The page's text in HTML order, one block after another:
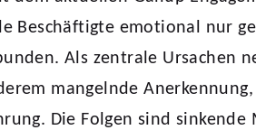
Beschäftigte emotional nur
Als zentrale Ursachen
mangelnde
Die Folgen sind